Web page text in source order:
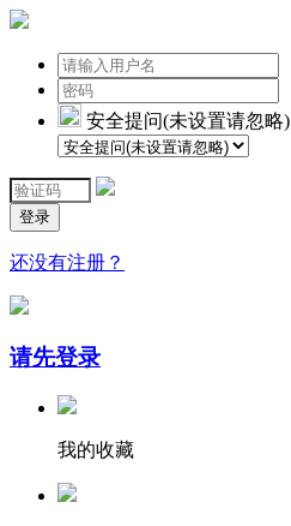
安全提问(未设置请忽略)
登录
还没有注册？
请先登录
我的收藏